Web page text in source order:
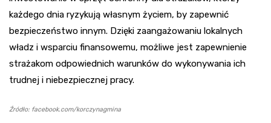
każdego dnia ryzykują własnym życiem, by zapewnić
bezpieczeństwo innym. Dzięki zaangażowaniu lokalnych
władz i wsparciu finansowemu, możliwe jest zapewnienie
strażakom odpowiednich warunków do wykonywania ich
trudnej i niebezpiecznej pracy.
Źródło: facebook.com/korczynagmina